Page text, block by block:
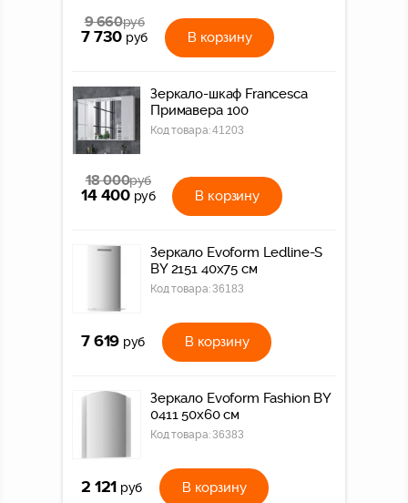
9 660руб
7 730 руб В корзину
Зеркало-шкаф Francesca
Примавера 100
Код товара:41203
18 000руб
14 400 руб В корзину
Зеркало Evoform Ledline-S
BY 2151 40x75 см
Код товара:36183
7 619 руб В корзину
Зеркало Evoform Fashion BY
0411 50x60 см
Код товара:36383
2 121 руб В корзину